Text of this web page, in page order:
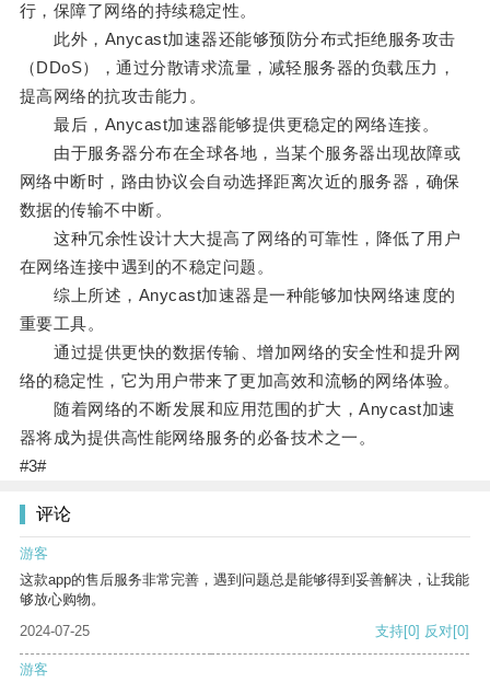
行，保障了网络的持续稳定性。
此外，Anycast加速器还能够预防分布式拒绝服务攻击
（DDoS），通过分散请求流量，减轻服务器的负载压力，
提高网络的抗攻击能力。
最后，Anycast加速器能够提供更稳定的网络连接。
由于服务器分布在全球各地，当某个服务器出现故障或
网络中断时，路由协议会自动选择距离次近的服务器，确保
数据的传输不中断。
这种冗余性设计大大提高了网络的可靠性，降低了用户
在网络连接中遇到的不稳定问题。
综上所述，Anycast加速器是一种能够加快网络速度的
重要工具。
通过提供更快的数据传输、增加网络的安全性和提升网
络的稳定性，它为用户带来了更加高效和流畅的网络体验。
随着网络的不断发展和应用范围的扩大，Anycast加速
器将成为提供高性能网络服务的必备技术之一。
#3#
评论
游客
这款app的售后服务非常完善，遇到问题总是能够得到妥善解决，让我能
够放心购物。
2024-07-25
支持[0] 反对[0]
游客